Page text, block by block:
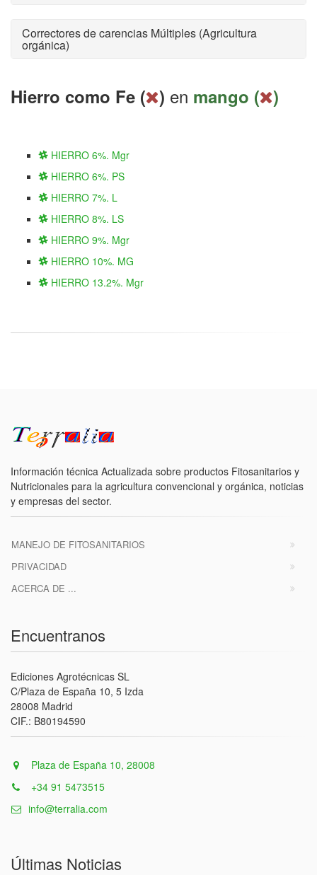
Correctores de carencias Múltiples (Agricultura
orgánica)
Hierro como Fe ( ) en mango ( )
HIERRO 6%. Mgr
HIERRO 6%. PS
HIERRO 7%. L
HIERRO 8%. LS
HIERRO 9%. Mgr
HIERRO 10%. MG
HIERRO 13.2%. Mgr
Información técnica Actualizada sobre productos Fitosanitarios y
Nutricionales para la agricultura convencional y orgánica, noticias
y empresas del sector.
MANEJO DE FITOSANITARIOS
PRIVACIDAD
ACERCA DE ...
Encuentranos
Ediciones Agrotécnicas SL
C/Plaza de España 10, 5 Izda
28008 Madrid
CIF.: B80194590
Plaza de España 10, 28008
+34 91 5473515
info@terralia.com
Últimas Noticias